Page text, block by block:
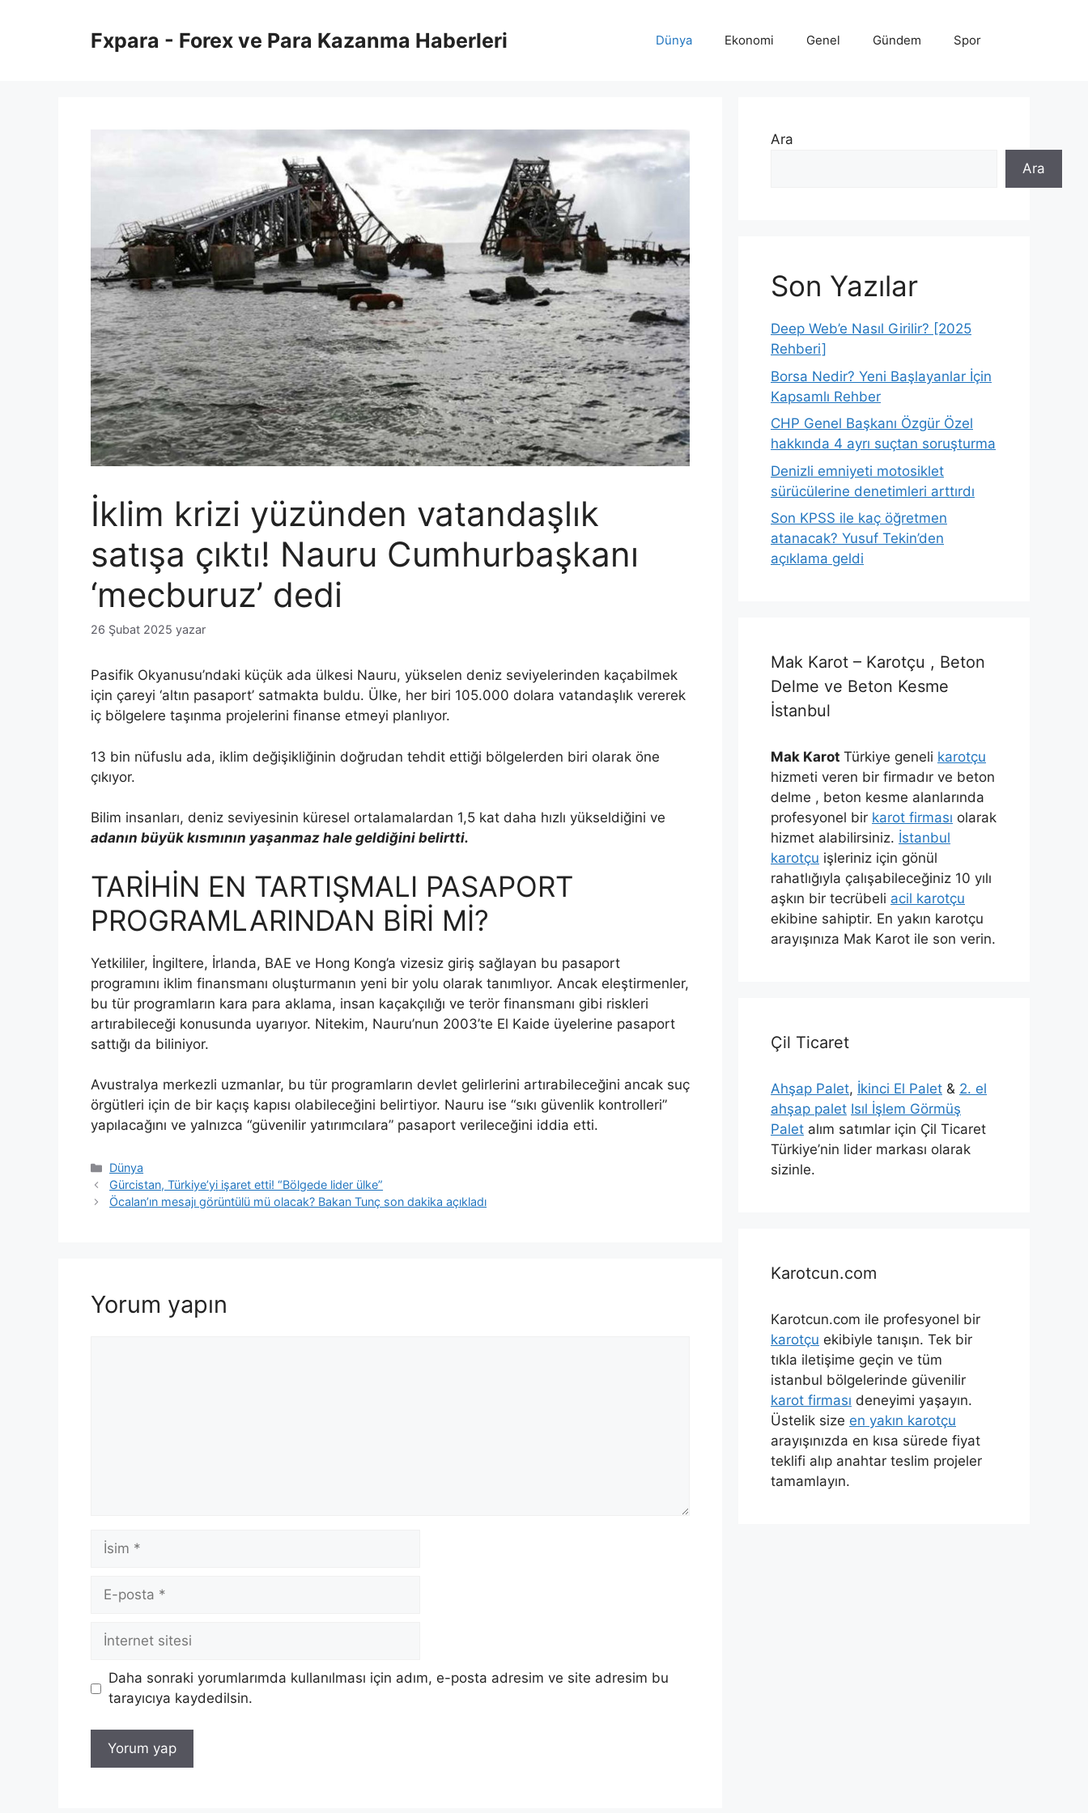
Fxpara - Forex ve Para Kazanma Haberleri Dünya Ekonomi Genel Gündem Spor
İklim krizi yüzünden vatandaşlık
satışa çıktı! Nauru Cumhurbaşkanı
‘mecburuz’ dedi
26 Şubat 2025 yazar
Pasifik Okyanusu’ndaki küçük ada ülkesi Nauru, yükselen deniz seviyelerinden kaçabilmek
için çareyi ‘altın pasaport’ satmakta buldu. Ülke, her biri 105.000 dolara vatandaşlık vererek
iç bölgelere taşınma projelerini finanse etmeyi planlıyor.
13 bin nüfuslu ada, iklim değişikliğinin doğrudan tehdit ettiği bölgelerden biri olarak öne
çıkıyor.
Bilim insanları, deniz seviyesinin küresel ortalamalardan 1,5 kat daha hızlı yükseldiğini ve
adanın büyük kısmının yaşanmaz hale geldiğini belirtti.
TARİHİN EN TARTIŞMALI PASAPORT
PROGRAMLARINDAN BİRİ Mİ?
Yetkililer, İngiltere, İrlanda, BAE ve Hong Kong’a vizesiz giriş sağlayan bu pasaport
programını iklim finansmanı oluşturmanın yeni bir yolu olarak tanımlıyor. Ancak eleştirmenler,
bu tür programların kara para aklama, insan kaçakçılığı ve terör finansmanı gibi riskleri
artırabileceği konusunda uyarıyor. Nitekim, Nauru’nun 2003’te El Kaide üyelerine pasaport
sattığı da biliniyor.
Avustralya merkezli uzmanlar, bu tür programların devlet gelirlerini artırabileceğini ancak suç
örgütleri için de bir kaçış kapısı olabileceğini belirtiyor. Nauru ise “sıkı güvenlik kontrolleri”
yapılacağını ve yalnızca “güvenilir yatırımcılara” pasaport verileceğini iddia etti.
Kategoriler
Dünya
Gürcistan, Türkiye’yi işaret etti! “Bölgede lider ülke”
Öcalan’ın mesajı görüntülü mü olacak? Bakan Tunç son dakika açıkladı
Yorum yapın
İsim
posta
İnternet
Daha sonraki yorumlarımda kullanılması için adım, e-posta adresim ve site adresim bu
tarayıcıya kaydedilsin.
Ara
Ara
Son Yazılar
Deep Web’e Nasıl Girilir? [2025
Rehberi]
Borsa Nedir? Yeni Başlayanlar İçin
Kapsamlı Rehber
CHP Genel Başkanı Özgür Özel
hakkında 4 ayrı suçtan soruşturma
Denizli emniyeti motosiklet
sürücülerine denetimleri arttırdı
Son KPSS ile kaç öğretmen
atanacak? Yusuf Tekin’den
açıklama geldi
Mak Karot – Karotçu , Beton
Delme ve Beton Kesme
İstanbul
Mak Karot Türkiye geneli karotçu
hizmeti veren bir firmadır ve beton
delme , beton kesme alanlarında
profesyonel bir karot firması olarak
hizmet alabilirsiniz. İstanbul
karotçu işleriniz için gönül
rahatlığıyla çalışabileceğiniz 10 yılı
aşkın bir tecrübeli acil karotçu
ekibine sahiptir. En yakın karotçu
arayışınıza Mak Karot ile son verin.
Çil Ticaret
Ahşap Palet, İkinci El Palet & 2. el
ahşap palet Isıl İşlem Görmüş
Palet alım satımlar için Çil Ticaret
Türkiye’nin lider markası olarak
sizinle.
Karotcun.com
Karotcun.com ile profesyonel bir
karotçu ekibiyle tanışın. Tek bir
tıkla iletişime geçin ve tüm
istanbul bölgelerinde güvenilir
karot firması deneyimi yaşayın.
Üstelik size en yakın karotçu
arayışınızda en kısa sürede fiyat
teklifi alıp anahtar teslim projeler
tamamlayın.